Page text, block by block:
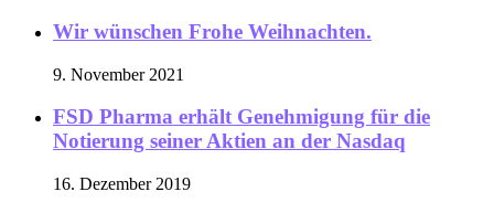
Wir wünschen Frohe Weihnachten.
9. November 2021
FSD Pharma erhält Genehmigung für die
Notierung seiner Aktien an der Nasdaq
16. Dezember 2019